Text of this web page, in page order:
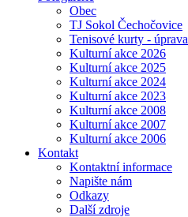
Obec
TJ Sokol Čechočovice
Tenisové kurty - úprava
Kulturní akce 2026
Kulturní akce 2025
Kulturní akce 2024
Kulturní akce 2023
Kulturní akce 2008
Kulturní akce 2007
Kulturní akce 2006
Kontakt
Kontaktní informace
Napište nám
Odkazy
Další zdroje